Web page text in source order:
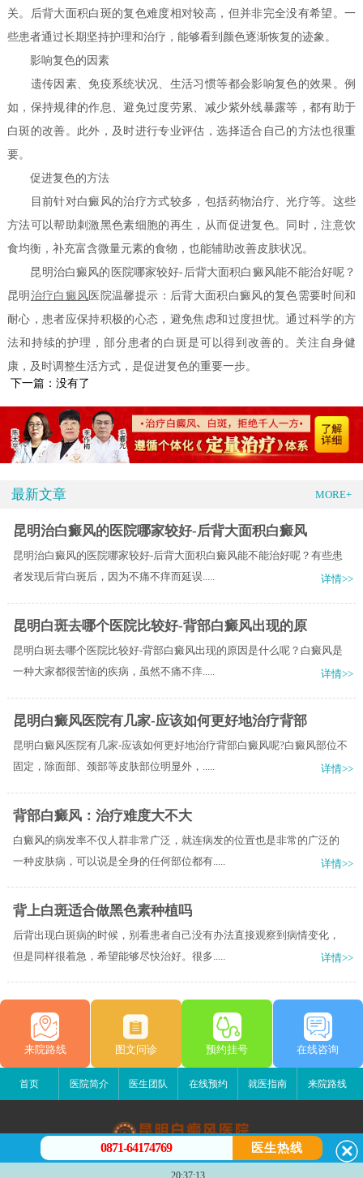
关。后背大面积白斑的复色难度相对较高，但并非完全没有希望。一
些患者通过长期坚持护理和治疗，能够看到颜色逐渐恢复的迹象。
影响复色的因素
遗传因素、免疫系统状况、生活习惯等都会影响复色的效果。例
如，保持规律的作息、避免过度劳累、减少紫外线暴露等，都有助于
白斑的改善。此外，及时进行专业评估，选择适合自己的方法也很重
要。
促进复色的方法
目前针对白癜风的治疗方式较多，包括药物治疗、光疗等。这些
方法可以帮助刺激黑色素细胞的再生，从而促进复色。同时，注意饮
食均衡，补充富含微量元素的食物，也能辅助改善皮肤状况。
昆明治白癜风的医院哪家较好-后背大面积白癜风能不能治好呢？
昆明 治疗白癜风 医院温馨提示：后背大面积白癜风的复色需要时间和
耐心，患者应保持积极的心态，避免焦虑和过度担忧。通过科学的方
法和持续的护理，部分患者的白斑是可以得到改善的。关注自身健
康，及时调整生活方式，是促进复色的重要一步。
下一篇：没有了
最新文章 MORE+
昆明治白癜风的医院哪家较好-后背大面积白癜风
昆明治白癜风的医院哪家较好-后背大面积白癜风能不能治好呢？有些患
者发现后背白斑后，因为不痛不痒而延误.....
详情>>
昆明白斑去哪个医院比较好-背部白癜风出现的原
昆明白斑去哪个医院比较好-背部白癜风出现的原因是什么呢？白癜风是
一种大家都很苦恼的疾病，虽然不痛不痒.....
详情>>
昆明白癜风医院有几家-应该如何更好地治疗背部
昆明白癜风医院有几家-应该如何更好地治疗背部白癜风呢?白癜风部位不
固定，除面部、颈部等皮肤部位明显外，.....
详情>>
背部白癜风：治疗难度大不大
白癜风的病发率不仅人群非常广泛，就连病发的位置也是非常的广泛的
一种皮肤病，可以说是全身的任何部位都有.....
详情>>
背上白斑适合做黑色素种植吗
后背出现白斑病的时候，别看患者自己没有办法直接观察到病情变化，
但是同样很着急，希望能够尽快治好。很多.....
详情>>
来院路线 图文问诊 预约挂号 在线咨询
首页 医院简介 医生团队 在线预约 就医指南 来院路线
昆明白癜风医院
0871-64174769 医生热线
20:37:13